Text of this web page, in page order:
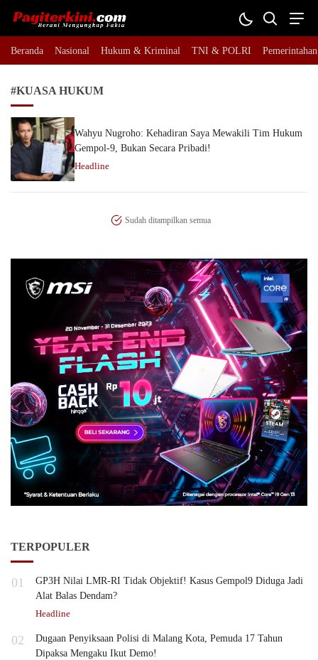
Pagiterkini.com
Berani Mengungkap Fakta
Beranda Nasional Hukum & Kriminal TNI & POLRI Pemerintahan
#KUASA HUKUM
Wahyu Nugroho: Kehadiran Saya Mewakili Tim Hukum
Gempol-9, Bukan Secara Pribadi!
Headline
Sudah ditampilkan semua
TERPOPULER
01
GP3H Nilai LMR-RI Tidak Objektif! Kasus Gempol9 Diduga Jadi
Alat Balas Dendam?
Headline
02
Dugaan Penyiksaan Polisi di Malang Kota, Pemuda 17 Tahun
Dipaksa Mengaku Ikut Demo!